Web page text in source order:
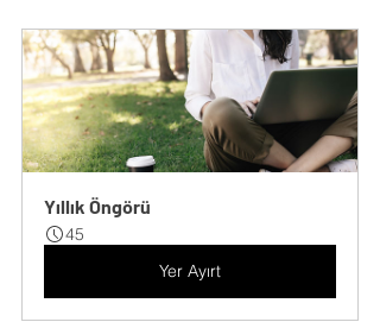
Yıllık Öngörü
45
Yer Ayırt